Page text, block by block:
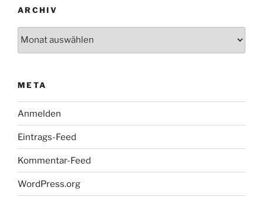
ARCHIV
META
Anmelden
Eintrags-Feed
Kommentar-Feed
WordPress.org